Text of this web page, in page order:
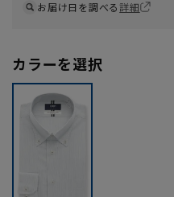
お届け日を調べる詳細
カラーを選択